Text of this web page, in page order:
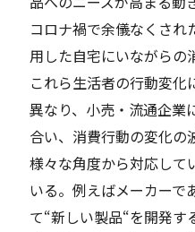
コロナ禍で余儀なくされ
用した自宅にいながらの
これら生活者の行動変化
異なり、小売・流通企業
合い、消費行動の変化の
様々な角度から対応して
いる。例えばメーカーで
て“新しい製品“を開発